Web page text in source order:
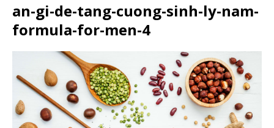
an-gi-de-tang-cuong-sinh-ly-nam-
formula-for-men-4